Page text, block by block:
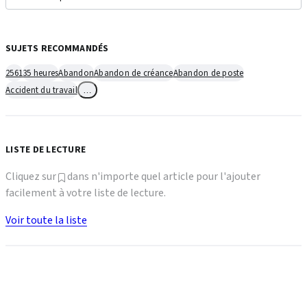
SUJETS RECOMMANDÉS
256135 heuresAbandonAbandon de créanceAbandon de poste
Accident du travail
LISTE DE LECTURE
Cliquez sur
dans n'importe quel article pour l'ajouter
facilement à votre liste de lecture.
Voir toute la liste